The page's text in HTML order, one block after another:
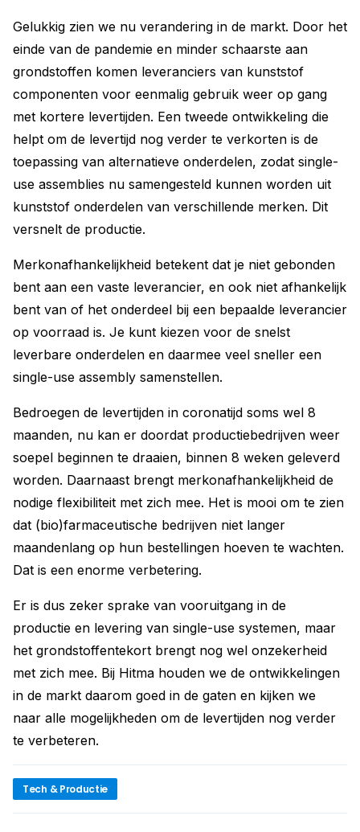
Gelukkig zien we nu verandering in de markt. Door het
einde van de pandemie en minder schaarste aan
grondstoffen komen leveranciers van kunststof
componenten voor eenmalig gebruik weer op gang
met kortere levertijden. Een tweede ontwikkeling die
helpt om de levertijd nog verder te verkorten is de
toepassing van alternatieve onderdelen, zodat single-
use assemblies nu samengesteld kunnen worden uit
kunststof onderdelen van verschillende merken. Dit
versnelt de productie.
Merkonafhankelijkheid betekent dat je niet gebonden
bent aan een vaste leverancier, en ook niet afhankelijk
bent van of het onderdeel bij een bepaalde leverancier
op voorraad is. Je kunt kiezen voor de snelst
leverbare onder­delen en daarmee veel sneller een
single-use assembly samenstellen.
Bedroegen de levertijden in coronatijd soms wel 8
maanden, nu kan er doordat productiebedrijven weer
soepel beginnen te draaien, binnen 8 weken geleverd
worden. Daarnaast brengt merkonafhankelijkheid de
nodige flexibiliteit met zich mee. Het is mooi om te zien
dat (bio)farmaceutische bedrijven niet langer
maandenlang op hun bestellingen hoeven te wachten.
Dat is een enorme verbetering.
Er is dus zeker sprake van vooruitgang in de
productie en levering van single-use systemen, maar
het grondstoffentekort brengt nog wel onzekerheid
met zich mee. Bij Hitma houden we de ontwikkelingen
in de markt daarom goed in de gaten en kijken we
naar alle mogelijkheden om de levertijden nog verder
te verbeteren.
Tech & Productie